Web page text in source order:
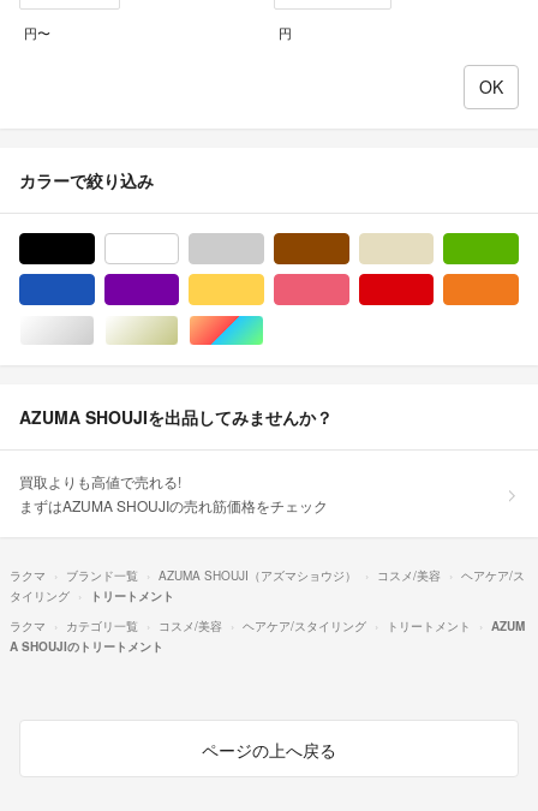
円〜 円
カラーで絞り込み
シルバー/銀色系ゴールド/金色系マルチカラー
AZUMA SHOUJIを出品してみませんか？
買取よりも高値で売れる!
まずはAZUMA SHOUJIの売れ筋価格をチェック
ラクマ ブランド一覧 AZUMA SHOUJI（アズマショウジ） コスメ/美容
ヘアケア/ス
タイリング
トリートメント
ラクマ
カテゴリ一覧 コスメ/美容 ヘアケア/スタイリング トリートメント
AZUM
A SHOUJIのトリートメント
ページの上へ戻る